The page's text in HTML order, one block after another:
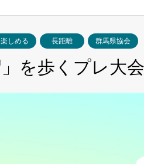
しめる 長距離 群馬県協会
を歩くプレ大